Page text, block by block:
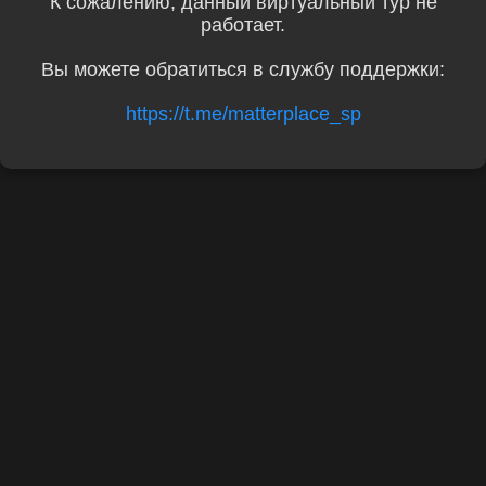
работает.
Вы можете обратиться в службу поддержки:
https://t.me/matterplace_sp